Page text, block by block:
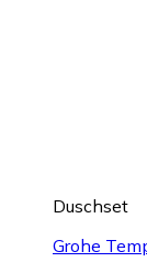
Duschset
Grohe